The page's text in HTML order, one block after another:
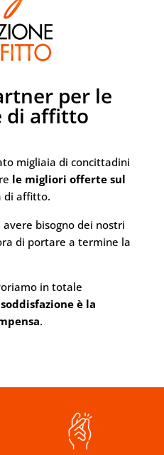
per le
di affitto
migliaia di concittadini
le migliori offerte sul
di affitto.
bisogno dei nostri
di portare a termine la
in totale
è la
.